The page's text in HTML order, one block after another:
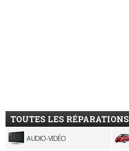
TOUTES LES RÉPARATIONS
AUDIO-VIDÉO